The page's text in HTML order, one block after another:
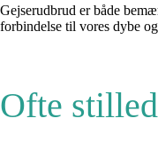
Gejserudbrud er både
forbindelse til vores dybe
Ofte